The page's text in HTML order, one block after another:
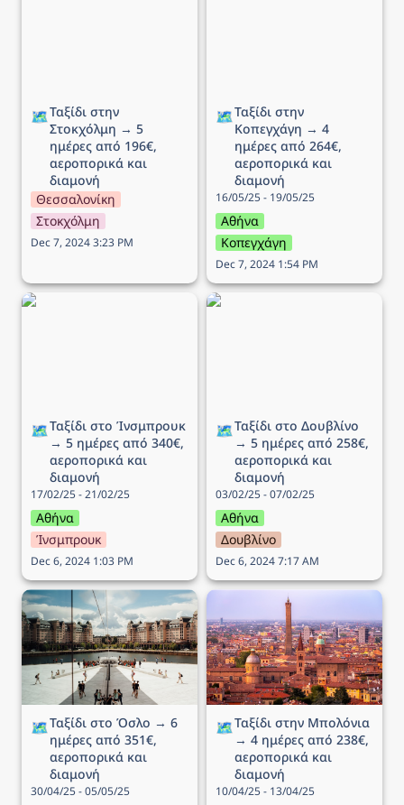
🗺️Ταξίδι στην
Στοκχόλμη → 5
ημέρες από 196€,
αεροπορικά και
διαμονή
Θεσσαλονίκη
Στοκχόλμη
Dec 7, 2024 3:23 PM
🗺️Ταξίδι στην
Κοπεγχάγη → 4
ημέρες από 264€,
αεροπορικά και
διαμονή
16/05/25 - 19/05/25
Αθήνα
Κοπεγχάγη
Dec 7, 2024 1:54 PM
Ταξίδι στo Ίνσμπρουκ →
🗺️Ταξίδι στo Ίνσμπρουκ
→ 5 ημέρες από 340€,
αεροπορικά και
διαμονή
17/02/25 - 21/02/25
Αθήνα
Ίνσμπρουκ
Dec 6, 2024 1:03 PM
Ταξίδι στο Δουβλίνο → 5
🗺️Ταξίδι στο Δουβλίνο
→ 5 ημέρες από 258€,
αεροπορικά και
διαμονή
03/02/25 - 07/02/25
Αθήνα
Δουβλίνο
Dec 6, 2024 7:17 AM
Ταξίδι στο Όσλο → 6
ημέρες από 351€,
αεροπορικά και διαμονή
🗺️Ταξίδι στο Όσλο → 6
ημέρες από 351€,
αεροπορικά και
διαμονή
30/04/25 - 05/05/25
Ταξίδι στην Μπολόνια →
4 ημέρες από 238€,
αεροπορικά και διαμονή
🗺️Ταξίδι στην Μπολόνια
→ 4 ημέρες από 238€,
αεροπορικά και
διαμονή
10/04/25 - 13/04/25